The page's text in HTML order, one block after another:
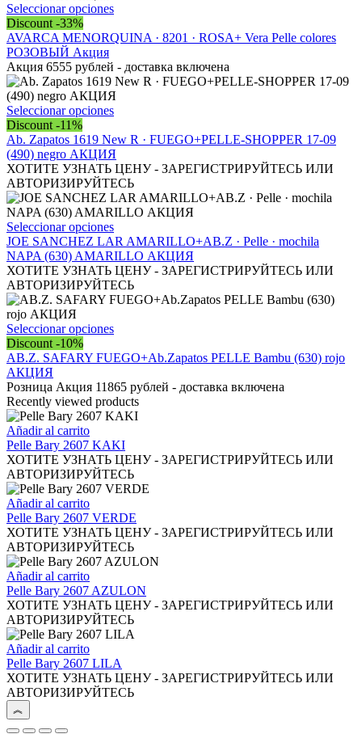
Seleccionar opcionesEste
tiene
variantes.
Las
opciones
se
elegir
en
la
página
de
producto
Discount -33%
AVARCA MENORQUINA · 8201 · ROSA+ Vera Рelle colores
РОЗОВЫЙ Акция
Акция 6555 рублей - доставка включена
Seleccionar opcionesEste
tiene
múltiples
variantes.
Las
opciones
se
pueden
elegir
en
la
página
de
Discount -11%
Ab. Zapatos 1619 New R · FUEGO+PELLE-SHOPPER 17-09
(490) negro АКЦИЯ
ХОТИТЕ УЗНАТЬ ЦЕНУ - ЗАРЕГИСТРИРУЙТЕСЬ ИЛИ
АВТОРИЗИРУЙТЕСЬ
Seleccionar opcionesEste
producto
tiene
múltiples
variantes.
Las
se
elegir
la
página
de
JOE SANCHEZ LAR AMARILLO+AB.Z · Pelle · mochila
NAPA (630) AMARILLO АКЦИЯ
ХОТИТЕ УЗНАТЬ ЦЕНУ - ЗАРЕГИСТРИРУЙТЕСЬ ИЛИ
АВТОРИЗИРУЙТЕСЬ
Seleccionar opcionesEste
tiene
variantes.
Las
opciones
pueden
elegir
en
la
de
producto
Discount -10%
AB.Z. SAFARY FUEGO+Ab.Zapatos PELLE Bambu (630) rojo
АКЦИЯ
Розница Акция 11865 рублей - доставка включена
Recently viewed products
Añadir al carrito
Pelle Bary 2607 KAKI
ХОТИТЕ УЗНАТЬ ЦЕНУ - ЗАРЕГИСТРИРУЙТЕСЬ ИЛИ
АВТОРИЗИРУЙТЕСЬ
Añadir al carrito
Pelle Bary 2607 VERDE
ХОТИТЕ УЗНАТЬ ЦЕНУ - ЗАРЕГИСТРИРУЙТЕСЬ ИЛИ
АВТОРИЗИРУЙТЕСЬ
Añadir al carrito
Pelle Bary 2607 AZULON
ХОТИТЕ УЗНАТЬ ЦЕНУ - ЗАРЕГИСТРИРУЙТЕСЬ ИЛИ
АВТОРИЗИРУЙТЕСЬ
Añadir al carrito
Pelle Bary 2607 LILA
ХОТИТЕ УЗНАТЬ ЦЕНУ - ЗАРЕГИСТРИРУЙТЕСЬ ИЛИ
АВТОРИЗИРУЙТЕСЬ